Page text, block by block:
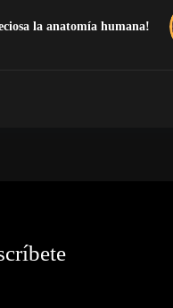
la anatomía humana!